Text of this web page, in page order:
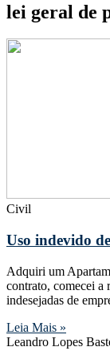
lei geral de
Civil
Uso indevido
Adquiri um
contrato, comecei a
indesejadas de
Leia Mais »
Leandro Lopes